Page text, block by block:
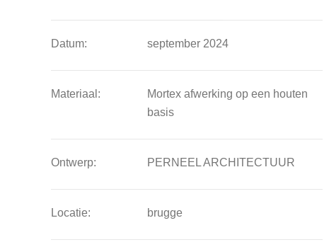
Datum: september 2024
Materiaal:
Mortex afwerking op een houten
basis
Ontwerp: PERNEEL ARCHITECTUUR
Locatie: brugge